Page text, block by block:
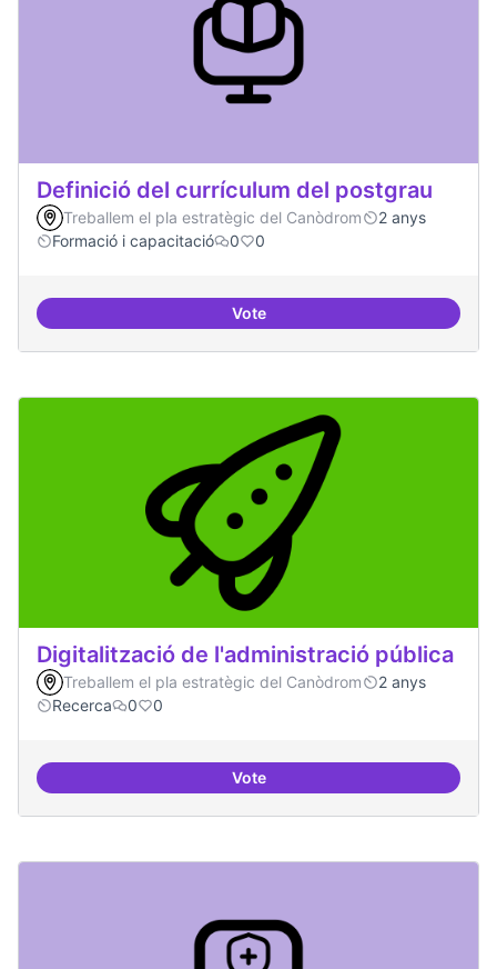
Definició del currículum del postgrau
Treballem el pla estratègic del Canòdrom
2 anys
Formació i capacitació
0 0
VoteDefinició del currículum del
Digitalització de l'administració pública
Treballem el pla estratègic del Canòdrom
2 anys
Recerca
0 0
VoteDigitalització de l'administració